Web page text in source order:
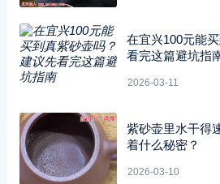
在宜兴100元能
看完这篇避坑指
2026-03-11
紫砂壶里水干得
着什么秘密？
2026-03-10